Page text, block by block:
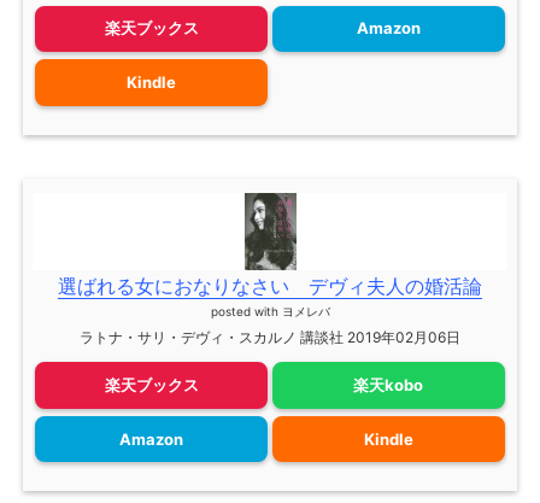
楽天ブックス Amazon
Kindle
選ばれる女におなりなさい デヴィ夫人の婚活論
posted with ヨメレバ
ラトナ・サリ・デヴィ・スカルノ 講談社 2019年02月06日
楽天ブックス 楽天kobo
Amazon Kindle